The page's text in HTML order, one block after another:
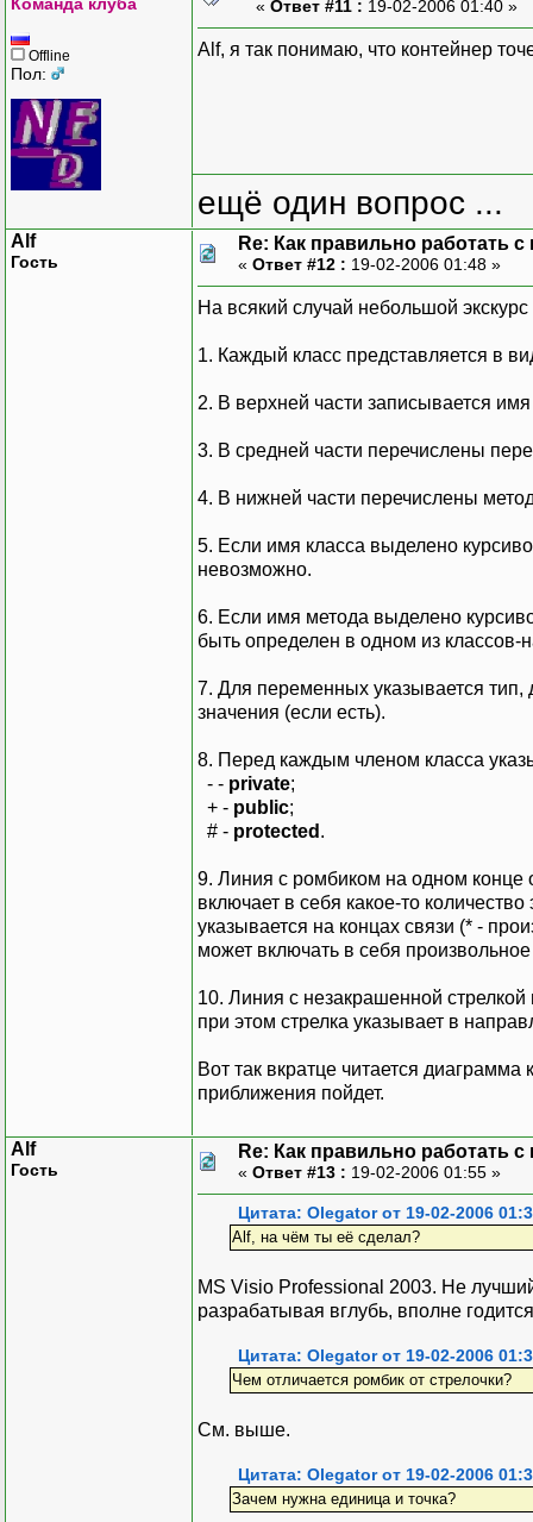
Offline
Пол:
« Ответ #11 : 19-02-2006 01:40 »
Alf, я так понимаю, что контейнер
ещё один вопрос ...
Alf
Гость
Re: Как правильно работать с
« Ответ #12 : 19-02-2006 01:48 »
На всякий случай небольшой
1. Каждый класс представляется в
2. В верхней части записывается имя
3. В средней части перечислены
4. В нижней части перечислены
5. Если имя класса выделено
невозможно.
6. Если имя метода выделено
быть определен в одном из классов-
7. Для переменных указывается
значения (если есть).
8. Перед каждым членом класса
- - private;
+ - public;
# - protected .
9. Линия с ромбиком на одном конце
включает в себя какое-то
указывается на концах связи (* -
может включать в себя
10. Линия с незакрашенной
при этом стрелка указывает в
Вот так вкратце читается
приближения пойдет.
Alf
Гость
Re: Как правильно работать с
« Ответ #13 : 19-02-2006 01:55 »
Цитата: Olegator от 19-02-2006
Alf, на чём ты её сделал?
MS Visio Professional 2003. Не
разрабатывая вглубь, вполне
Цитата: Olegator от 19-02-2006
Чем отличается ромбик от стрелочки?
См. выше.
Цитата: Olegator от 19-02-2006
Зачем нужна единица и точка?